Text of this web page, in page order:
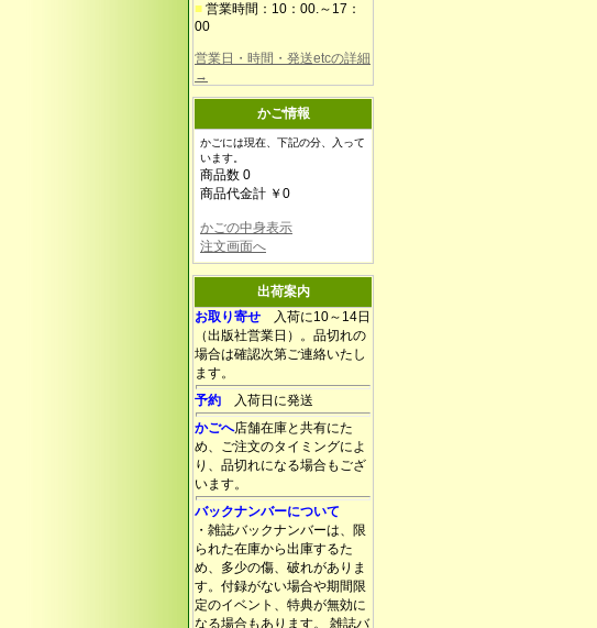
■ 営業時間：10：00.～17：
00
営業日・時間・発送etcの詳細
→
かご情報
かごには現在、下記の分、入って
います。
商品数 0
商品代金計 ￥0
かごの中身表示
注文画面へ
出荷案内
お取り寄せ 入荷に10～14日
（出版社営業日）。品切れの
場合は確認次第ご連絡いたし
ます。
予約 入荷日に発送
かごへ店舗在庫と共有にた
め、ご注文のタイミングによ
り、品切れになる場合もござ
います。
バックナンバーについて
・雑誌バックナンバーは、限
られた在庫から出庫するた
め、多少の傷、破れがありま
す。付録がない場合や期間限
定のイベント、特典が無効に
なる場合もあります。 雑誌バ